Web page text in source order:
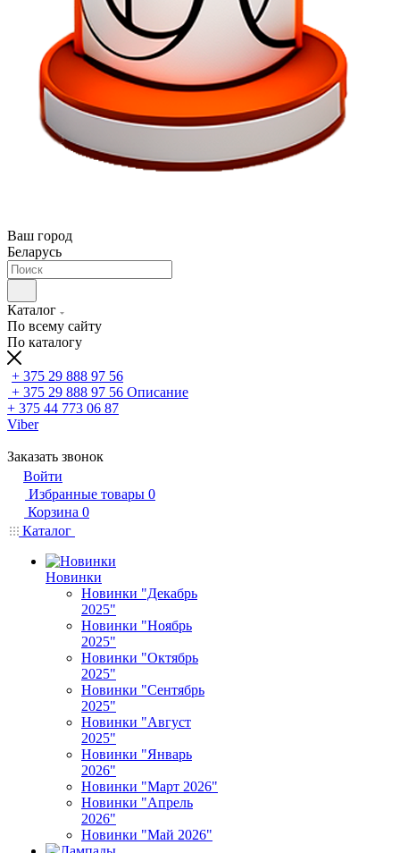
Ваш город
Беларусь
Каталог
По всему сайту
По каталогу
+ 375 29 888 97 56
+ 375 29 888 97 56 Описание
+ 375 44 773 06 87
Viber
Заказать звонок
Войти
Избранные товары 0
Корзина 0
Каталог
Новинки
Новинки "Декабрь
2025"
Новинки "Ноябрь
2025"
Новинки "Октябрь
2025"
Новинки "Сентябрь
2025"
Новинки "Август
2025"
Новинки "Январь
2026"
Новинки "Март 2026"
Новинки "Апрель
2026"
Новинки "Май 2026"